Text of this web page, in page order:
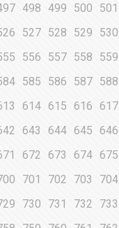
498 499 500 501
527 528 529 530
556 557 558 559
585 586 587 588
614 615 616 617
643 644 645 646
672 673 674 675
701 702 703 704
730 731 732 733